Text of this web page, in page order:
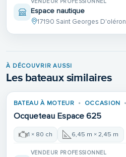
Espace nautique
17190 Saint Georges D'oléron
À DÉCOUVRIR AUSSI
Les bateaux similaires
BATEAU À MOTEUR OCCASION
Ocqueteau Espace 625
1 × 80 ch 6,45 m × 2,45 m
VENDEUR PROFESSIONNEL